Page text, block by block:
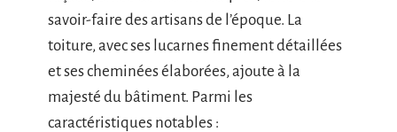
savoir-faire des artisans de l’époque. La
toiture, avec ses lucarnes finement détaillées
et ses cheminées élaborées, ajoute à la
majesté du bâtiment. Parmi les
caractéristiques notables :